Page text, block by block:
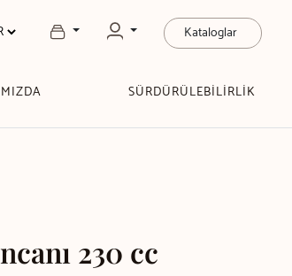
Kataloglar
SÜRDÜRÜLEBİLİRLİK
230 cc